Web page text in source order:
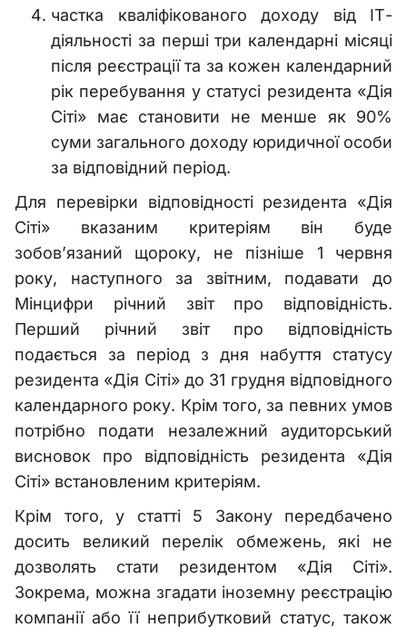
частка кваліфікованого доходу від ІТ-
діяльності за перші три календарні місяці
після реєстрації та за кожен календарний
рік перебування у статусі резидента «Дія
Сіті» має становити не менше як 90%
суми загального доходу юридичної особи
за відповідний період.
Для перевірки відповідності резидента «Дія
Сіті» вказаним критеріям він буде
зобов’язаний щороку, не пізніше 1 червня
року, наступного за звітним, подавати до
Мінцифри річний звіт про відповідність.
Перший річний звіт про відповідність
подається за період з дня набуття статусу
резидента «Дія Сіті» до 31 грудня відповідного
календарного року. Крім того, за певних умов
потрібно подати незалежний аудиторський
висновок про відповідність резидента «Дія
Сіті» встановленим критеріям.
Крім того, у статті 5 Закону передбачено
досить великий перелік обмежень, які не
дозволять стати резидентом «Дія Сіті».
Зокрема, можна згадати іноземну реєстрацію
компанії або її неприбутковий статус, також